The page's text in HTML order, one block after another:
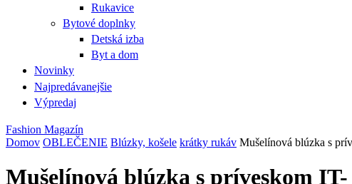
Rukavice
Bytové doplnky
Detská izba
Byt a dom
Novinky
Najpredávanejšie
Výpredaj
Fashion Magazín
Domov OBLEČENIE Blúzky, košele krátky rukáv Mušelínová blúzka s
Mušelínová blúzka s príveskom